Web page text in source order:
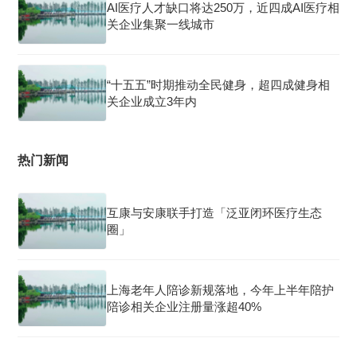
AI医疗人才缺口将达250万，近四成AI医疗相
关企业集聚一线城市
“十五五”时期推动全民健身，超四成健身相
关企业成立3年内
热门新闻
互康与安康联手打造「泛亚闭环医疗生态
圈」
上海老年人陪诊新规落地，今年上半年陪护
陪诊相关企业注册量涨超40%